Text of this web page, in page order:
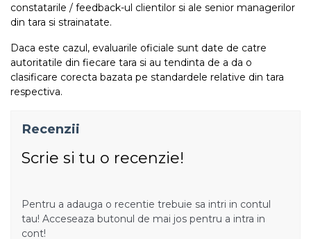
constatarile / feedback-ul clientilor si ale senior managerilor
din tara si strainatate.
Daca este cazul, evaluarile oficiale sunt date de catre
autoritatile din fiecare tara si au tendinta de a da o
clasificare corecta bazata pe standardele relative din tara
respectiva.
Recenzii
Scrie si tu o recenzie!
Pentru a adauga o recentie trebuie sa intri in contul
tau! Acceseaza butonul de mai jos pentru a intra in
cont!